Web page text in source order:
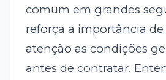
comum em grandes
reforça a importância
atenção as condições
antes de contratar.